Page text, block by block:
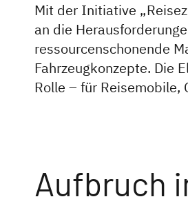
Mit der Initiative
an die
ressourcenschonende
Fahrzeugkonzepte. Die
Rolle – für Reisemobile,
Aufbruch